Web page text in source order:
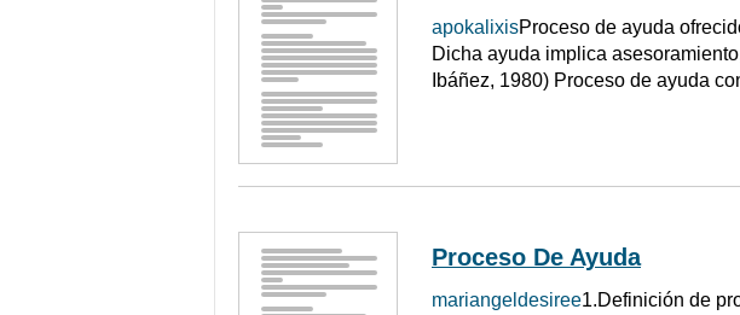
apokalixisProceso de ayuda
Dicha ayuda implica
Ibáñez, 1980) Proceso de ayuda
Proceso De Ayuda
mariangeldesiree1.Definición de